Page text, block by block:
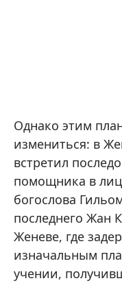
Однако этим
измениться: в
встретил
помощника в
богослова
последнего Жан
Женеве, где
изначальным
учении,